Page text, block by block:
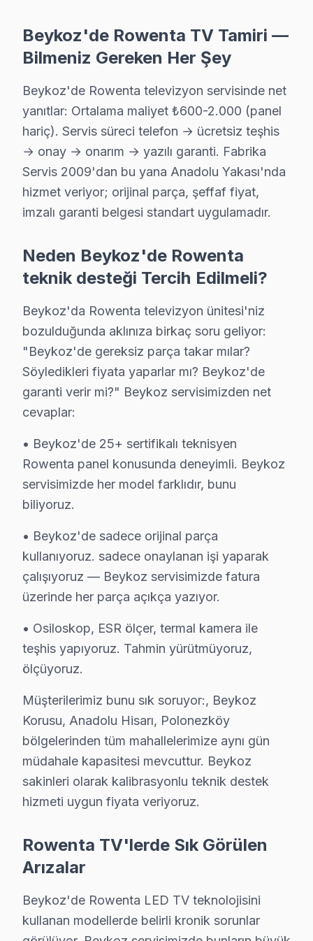
Göllü Rowenta Açılmıyor Arıza →
Görele Rowenta Servis
Beykoz'da Görele mahallesi için Rowenta TV fiyat teklifi
Beykoz TV Servis Merkezi →
Göztepe Rowenta Servis
Göztepe sakinlerine özel: Rowenta TV tamirinde parça
Göztepe Rowenta Anakart Tamiri →
Gümüşsuyu Rowenta Servis
Gümüşsuyu Rowenta Açılmıyor Arıza →
İncirköy Rowenta Servis
İshaklı Rowenta Servis
Rowenta TV'nizin İshaklı adresine gelen ekibimiz
İshaklı Rowenta Anakart Tamiri →
Kanlıca sakinleri Rowenta TV arızaları için sık bizi tercih
Kanlıca Rowenta Anakart Tamiri →
Kavacık Rowenta Servis
Kavacık Rowenta Anakart Tamiri →
Kaynarca Rowenta Servis
Rowenta marka TV'niz Kaynarca'de çalışmıyorsa teknik
Kılıçlı Rowenta Servis
Kılıçlı'de Rowenta TV güç kartı kondansatör şişmesi en
Mahmut Şevket Paşa Rowenta Servis
Beykoz'da Mahmut Şevket Paşa mahallesi Rowenta
Mahmut Şevket Paşa Rowenta Açılmıyor Arıza →
Ortaçeşme Rowenta Servis
Beykoz'da Ortaçeşme mahallesi Rowenta kullanıcıları
Öğümce Rowenta Servis
Öğümce Rowenta Açılmıyor Arıza →
Örnekköy Rowenta Servis
Beykoz'de Rowenta TV Tamiri —
Bilmeniz Gereken Her Şey
Beykoz'de Rowenta televizyon servisinde net
yanıtlar: Ortalama maliyet ₺600-2.000 (panel
hariç). Servis süreci telefon → ücretsiz teşhis
→ onay → onarım → yazılı garanti. Fabrika
Servis 2009'dan bu yana Anadolu Yakası'nda
hizmet veriyor; orijinal parça, şeffaf fiyat,
imzalı garanti belgesi standart uygulamadır.
Neden Beykoz'de Rowenta
teknik desteği Tercih Edilmeli?
Beykoz'da Rowenta televizyon ünitesi'niz
bozulduğunda aklınıza birkaç soru geliyor:
"Beykoz'de gereksiz parça takar mılar?
Söyledikleri fiyata yaparlar mı? Beykoz'de
garanti verir mi?" Beykoz servisimizden net
cevaplar:
• Beykoz'de 25+ sertifikalı teknisyen
Rowenta panel konusunda deneyimli. Beykoz
servisimizde her model farklıdır, bunu
biliyoruz.
• Beykoz'de sadece orijinal parça
kullanıyoruz. sadece onaylanan işi yaparak
çalışıyoruz — Beykoz servisimizde fatura
üzerinde her parça açıkça yazıyor.
• Osiloskop, ESR ölçer, termal kamera ile
teşhis yapıyoruz. Tahmin yürütmüyoruz,
ölçüyoruz.
Müşterilerimiz bunu sık soruyor:, Beykoz
Korusu, Anadolu Hisarı, Polonezköy
bölgelerinden tüm mahallelerimize aynı gün
müdahale kapasitesi mevcuttur. Beykoz
sakinleri olarak kalibrasyonlu teknik destek
hizmeti uygun fiyata veriyoruz.
Rowenta TV'lerde Sık Görülen
Arızalar
Beykoz'de Rowenta LED TV teknolojisini
kullanan modellerde belirli kronik sorunlar